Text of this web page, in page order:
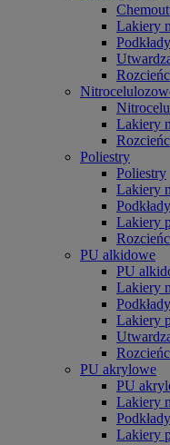
Lakiery
Podkłady
Lakiery
Poliestry
Poliestry
Lakiery
Podkłady
Lakiery
PU alkidowe
PU
Lakiery
Podkłady
Lakiery
PU akrylowe
PU
Lakiery
Podkłady
Lakiery